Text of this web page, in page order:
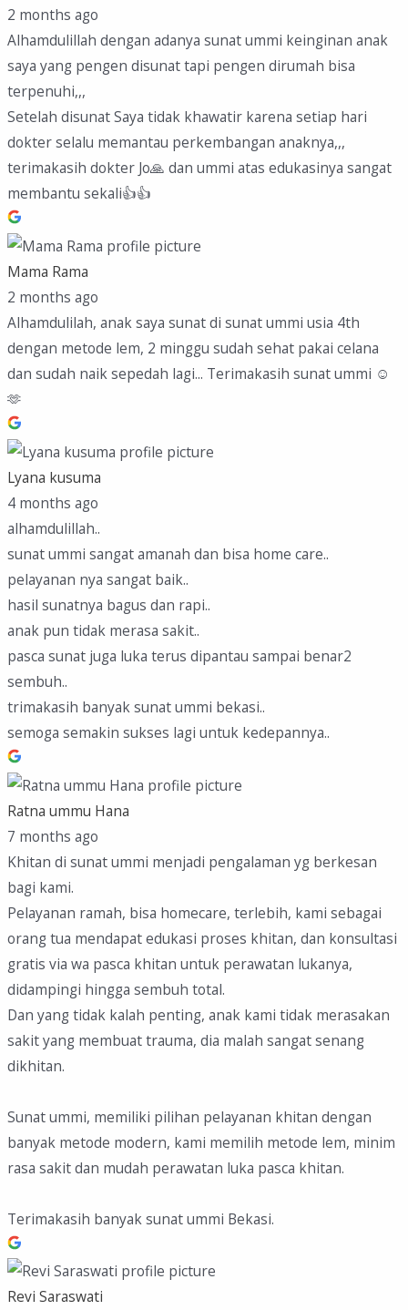
2 months ago
Alhamdulillah dengan adanya sunat ummi keinginan anak
saya yang pengen disunat tapi pengen dirumah bisa
terpenuhi,,,
Setelah disunat Saya tidak khawatir karena setiap hari
dokter selalu memantau perkembangan anaknya,,,
terimakasih dokter Jo🙏 dan ummi atas edukasinya sangat
membantu sekali👍👍
Mama Rama
2 months ago
Alhamdulilah, anak saya sunat di sunat ummi usia 4th
dengan metode lem, 2 minggu sudah sehat pakai celana
dan sudah naik sepedah lagi... Terimakasih sunat ummi ☺️
🫶
Lyana kusuma
4 months ago
alhamdulillah..
sunat ummi sangat amanah dan bisa home care..
pelayanan nya sangat baik..
hasil sunatnya bagus dan rapi..
anak pun tidak merasa sakit..
pasca sunat juga luka terus dipantau sampai benar2
sembuh..
trimakasih banyak sunat ummi bekasi..
semoga semakin sukses lagi untuk kedepannya..
Ratna ummu Hana
7 months ago
Khitan di sunat ummi menjadi pengalaman yg berkesan
bagi kami.
Pelayanan ramah, bisa homecare, terlebih, kami sebagai
orang tua mendapat edukasi proses khitan, dan konsultasi
gratis via wa pasca khitan untuk perawatan lukanya,
didampingi hingga sembuh total.
Dan yang tidak kalah penting, anak kami tidak merasakan
sakit yang membuat trauma, dia malah sangat senang
dikhitan.
Sunat ummi, memiliki pilihan pelayanan khitan dengan
banyak metode modern, kami memilih metode lem, minim
rasa sakit dan mudah perawatan luka pasca khitan.
Terimakasih banyak sunat ummi Bekasi.
Revi Saraswati